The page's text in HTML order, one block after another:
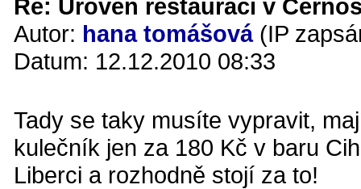
Re: Úroveň restaurací v
Autor: hana tomášová(IP
Datum: 12.12.2010 08:33
Tady se taky musíte vypravit,
kulečník jen za 180 Kč v baru
Liberci a rozhodně stojí za to!